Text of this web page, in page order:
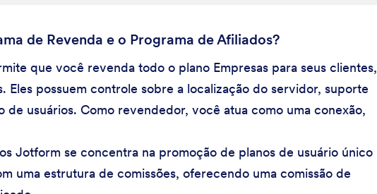
de Revenda e o Programa de Afiliados?
que você revenda todo o plano Empresas para seus clientes,
Eles possuem controle sobre a localização do servidor, suporte
de usuários. Como revendedor, você atua como uma conexão,
Jotform se concentra na promoção de planos de usuário único
uma estrutura de comissões, oferecendo uma comissão de